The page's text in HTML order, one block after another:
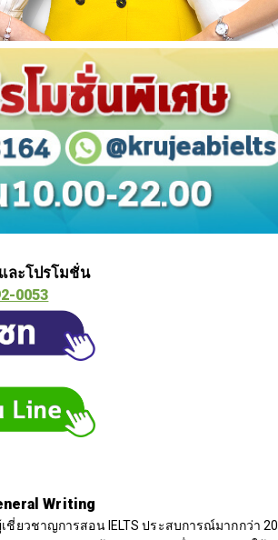
ละโปรโมชั่น
0053
Writing
ชี่ยวชาญการสอน IELTS ประสบการณ์มากกว่า 20